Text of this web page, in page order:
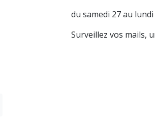
du samedi 27 au
Surveillez vos mails,